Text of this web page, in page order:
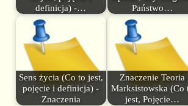
definicja) -…
Państwo…
Sens życia (Co to jest,
pojęcie i definicja) -
Znaczenia
Znaczenie Teoria
Marksistowska (Co
jest, Pojęcie…